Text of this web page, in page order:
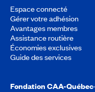
Espace connecté
Gérer votre adhésion
Avantages membres
Assistance routière
Économies exclusives
Guide des services
Fondation CAA-Québec